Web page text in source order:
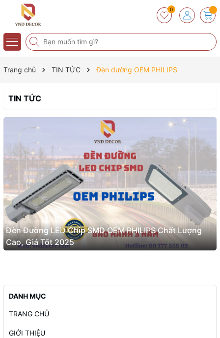
0
Trang chủ TIN TỨC Đèn đường OEM PHILIPS
TIN TỨC
Đèn Đường LED Chip SMD OEM PHILIPS Chất Lượng
Cao, Giá Tốt 2025
DANH MỤC
TRANG CHỦ
GIỚI THIỆU